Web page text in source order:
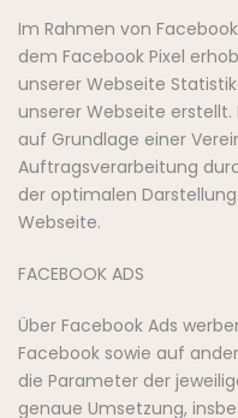
Im Rahmen von
dem Facebook Pixel
unserer Webseite
unserer Webseite
auf Grundlage einer
Auftragsverarbeitung
der optimalen
Webseite.
FACEBOOK ADS
Über Facebook Ads
Facebook sowie auf
die Parameter der
genaue Umsetzung,